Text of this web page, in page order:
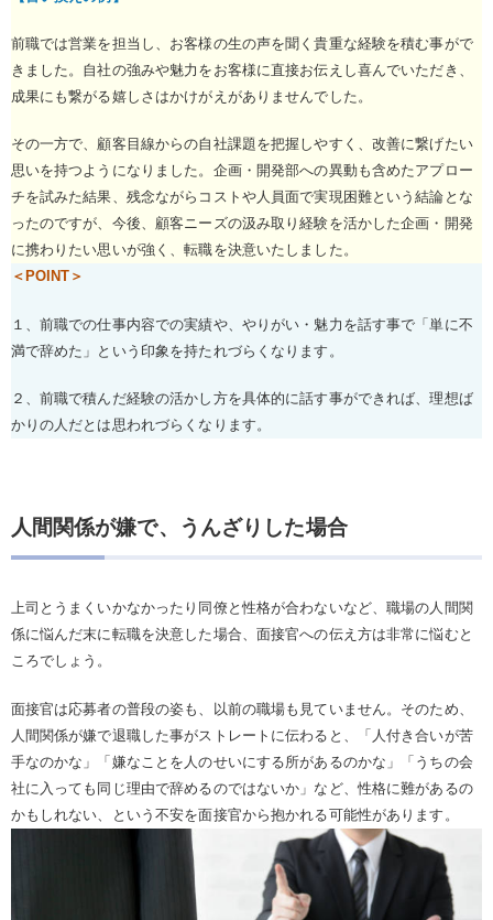
前職では営業を担当し、お客様の生の声を聞く貴重な経験を積む事がで
きました。自社の強みや魅力をお客様に直接お伝えし喜んでいただき、
成果にも繋がる嬉しさはかけがえがありませんでした。
その一方で、顧客目線からの自社課題を把握しやすく、改善に繋げたい
思いを持つようになりました。企画・開発部への異動も含めたアプロー
チを試みた結果、残念ながらコストや人員面で実現困難という結論とな
ったのですが、今後、顧客ニーズの汲み取り経験を活かした企画・開発
に携わりたい思いが強く、転職を決意いたしました。
＜POINT＞
１、前職での仕事内容での実績や、やりがい・魅力を話す事で「単に不
満で辞めた」という印象を持たれづらくなります。
２、前職で積んだ経験の活かし方を具体的に話す事ができれば、理想ば
かりの人だとは思われづらくなります。
人間関係が嫌で、うんざりした場合
上司とうまくいかなかったり同僚と性格が合わないなど、職場の人間関
係に悩んだ末に転職を決意した場合、面接官への伝え方は非常に悩むと
ころでしょう。
面接官は応募者の普段の姿も、以前の職場も見ていません。そのため、
人間関係が嫌で退職した事がストレートに伝わると、「人付き合いが苦
手なのかな」「嫌なことを人のせいにする所があるのかな」「うちの会
社に入っても同じ理由で辞めるのではないか」など、性格に難があるの
かもしれない、という不安を面接官から抱かれる可能性があります。